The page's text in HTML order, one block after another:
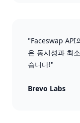
"Faceswap API
은 동시성과 최
습니다!"
Brevo Labs